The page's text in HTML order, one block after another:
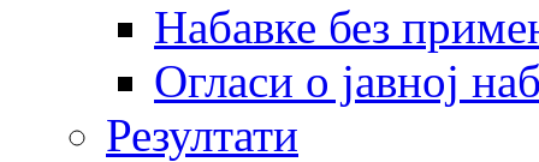
Набавке без
Огласи о јавној
Резултати